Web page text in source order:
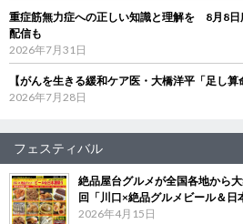
重症筋無力症への正しい知識と理解を 8月8日
配信も
2026年7月31日
【がんを生きる緩和ケア医・大橋洋平「足し
2026年7月28日
フェスティバル
絶品屋台グルメが全国各地から
回「川口×絶品グルメビール＆
2026年4月15日